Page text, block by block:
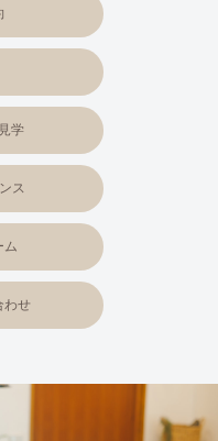
学
ス
ム
わせ